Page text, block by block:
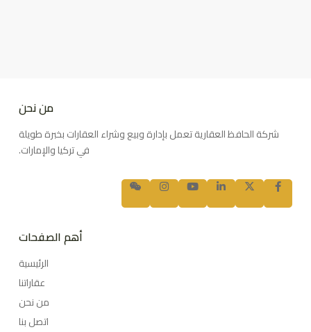
من نحن
شركة الحافظ العقارية تعمل بإدارة وبيع وشراء العقارات بخبرة طويلة
في تركيا والإمارات.
أهم الصفحات
الرئيسية
عقاراتنا
من نحن
اتصل بنا